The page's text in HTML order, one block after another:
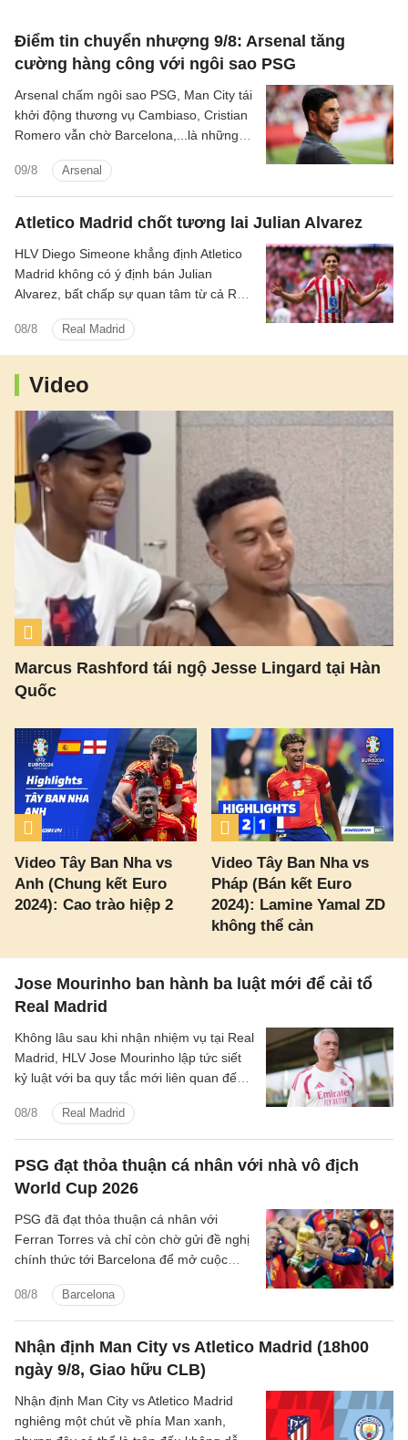
Điểm tin chuyển nhượng 9/8: Arsenal tăng
cường hàng công với ngôi sao PSG
09/8 Arsenal
Arsenal chấm ngôi sao PSG, Man City tái
khởi động thương vụ Cambiaso, Cristian
Romero vẫn chờ Barcelona,...là những
bóng đá sáng 9/8.
Atletico Madrid chốt tương lai Julian Alvarez
08/8 Real Madrid
HLV Diego Simeone khẳng định Atletico
Madrid không có ý định bán Julian
Alvarez, bất chấp sự quan tâm từ cả Real
Video
Marcus Rashford tái ngộ Jesse Lingard tại Hàn
Quốc
Video Tây Ban Nha vs
Anh (Chung kết Euro
2024): Cao trào hiệp 2
Video Tây Ban Nha vs
Pháp (Bán kết Euro
2024): Lamine Yamal ZD
không thể cản
Jose Mourinho ban hành ba luật mới để cải tổ
Real Madrid
08/8 Real Madrid
Không lâu sau khi nhận nhiệm vụ tại Real
Madrid, HLV Jose Mourinho lập tức siết
kỷ luật với ba quy tắc mới liên quan đến
phục.
PSG đạt thỏa thuận cá nhân với nhà vô địch
World Cup 2026
08/8 Barcelona
PSG đã đạt thỏa thuận cá nhân với
Ferran Torres và chỉ còn chờ gửi đề nghị
chính thức tới Barcelona để mở cuộc
Nhận định Man City vs Atletico Madrid (18h00
ngày 9/8, Giao hữu CLB)
Nhận định Man City vs Atletico Madrid
nghiêng một chút về phía Man xanh,